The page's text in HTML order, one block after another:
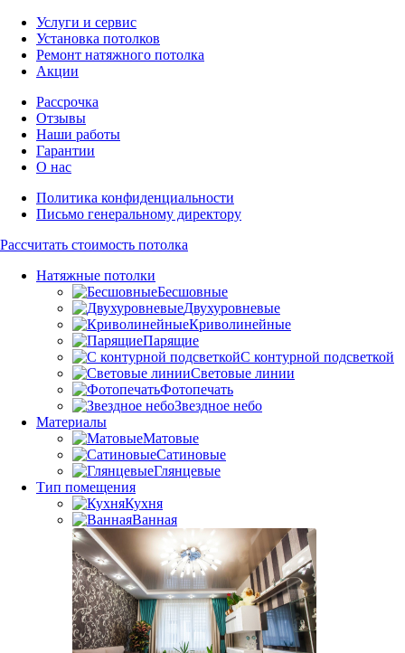
Услуги и сервис
Установка потолков
Ремонт натяжного потолка
Акции
Рассрочка
Отзывы
Наши работы
Гарантии
О нас
Политика конфиденциальности
Письмо генеральному директору
Рассчитать стоимость потолка
Натяжные потолки
Бесшовные
Двухуровневые
Криволинейные
Парящие
С контурной подсветкой
Световые линии
Фотопечать
Звездное небо
Материалы
Матовые
Сатиновые
Глянцевые
Тип помещения
Кухня
Ванная